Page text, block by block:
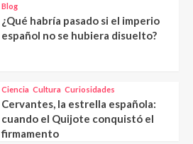
Blog
¿Qué habría pasado si el imperio
español no se hubiera disuelto?
Ciencia Cultura Curiosidades
Cervantes, la estrella española:
cuando el Quijote conquistó el
firmamento